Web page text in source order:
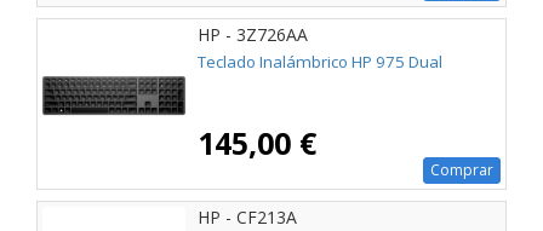
HP - 3Z726AA
Teclado Inalámbrico HP 975 Dual
145,00 €
Comprar
HP - CF213A